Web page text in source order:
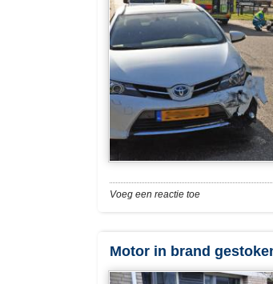
Voeg een reactie toe
Motor in brand